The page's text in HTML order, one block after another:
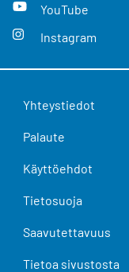
YouTube
Instagram
Yhteystiedot
Palaute
Käyttöehdot
Tietosuoja
Saavutettavuus
Tietoa sivustosta